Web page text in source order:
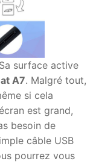
surface active
A7. Malgré tout,
si cela
est grand,
besoin de
câble USB
pourrez vous